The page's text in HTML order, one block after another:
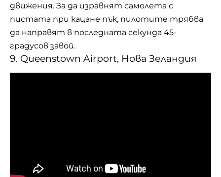
движения. За да изравнят самолета с
пистата при кацане пък, пилотите трябва
да направят в последната секунда 45-
градусов завой.
9. Queenstown Airport, Нова Зеландия